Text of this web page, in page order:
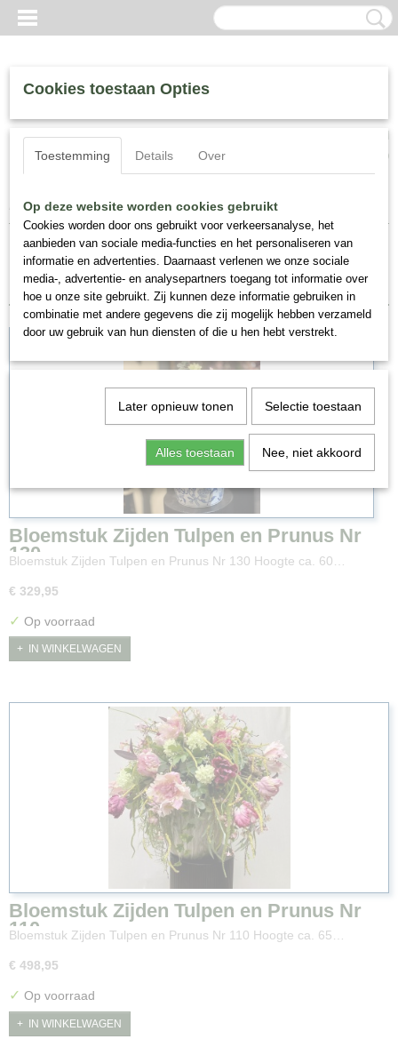
Inloggen Registreren
(0)
Home >Zijde Bloemen
Sorteer op:
Bloemstuk Zijden Tulpen en Prunus Nr
130
Bloemstuk Zijden Tulpen en Prunus Nr 130 Hoogte ca. 60…
€ 329,95
✓ Op voorraad
IN WINKELWAGEN
Bloemstuk Zijden Tulpen en Prunus Nr
110
Bloemstuk Zijden Tulpen en Prunus Nr 110 Hoogte ca. 65…
€ 498,95
✓ Op voorraad
IN WINKELWAGEN
Cookies toestaan Opties
Toestemming Details Over
Op deze website worden cookies gebruikt
Cookies worden door ons gebruikt voor verkeersanalyse, het
aanbieden van sociale media-functies en het personaliseren van
informatie en advertenties. Daarnaast verlenen we onze sociale
media-, advertentie- en analysepartners toegang tot informatie over
hoe u onze site gebruikt. Zij kunnen deze informatie gebruiken in
combinatie met andere gegevens die zij mogelijk hebben verzameld
door uw gebruik van hun diensten of die u hen hebt verstrekt.
Later opnieuw tonen Selectie toestaan
Alles toestaan Nee, niet akkoord